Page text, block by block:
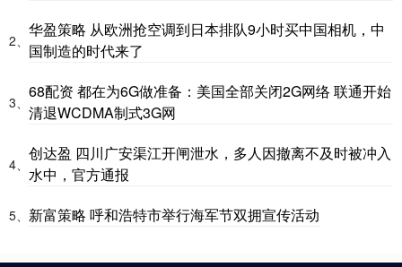
2、
华盈策略 从欧洲抢空调到日本排队9小时买中国相机，中
国制造的时代来了
3、
68配资 都在为6G做准备：美国全部关闭2G网络 联通开始
清退WCDMA制式3G网
4、
创达盈 四川广安渠江开闸泄水，多人因撤离不及时被冲入
水中，官方通报
5、 新富策略 呼和浩特市举行海军节双拥宣传活动